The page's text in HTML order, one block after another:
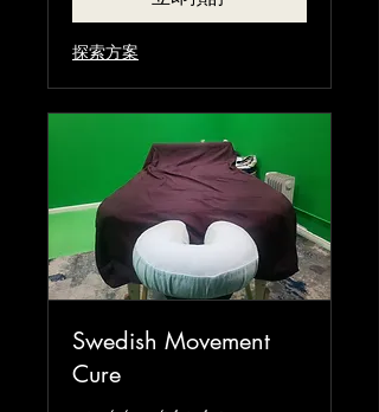
探索方案
Swedish Movement
Cure